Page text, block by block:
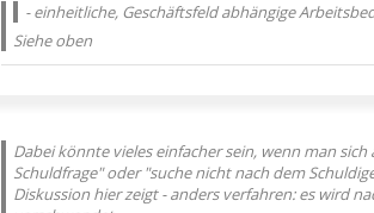
- einheitliche, Geschäftsfeld abhängige
Siehe oben
Dabei könnte vieles einfacher sein, wenn man
Schuldfrage" oder "suche nicht nach dem
Diskussion hier zeigt - anders verfahren: es wird